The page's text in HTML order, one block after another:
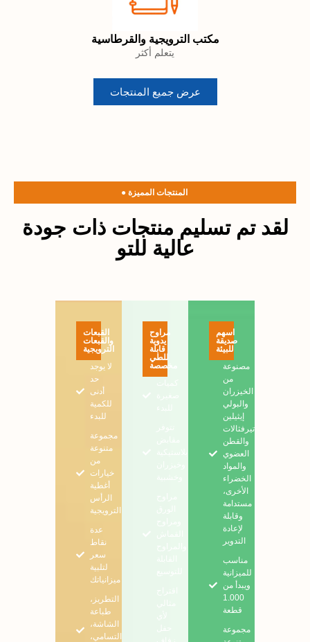
مكتب الترويجية والقرطاسية
يتعلم أكثر
عرض جميع المنتجات
لقد تم تسليم منتجات ذات جودة
عالية للتو
القبعات
والقبعات
الترويجية
لا يوجد
حد
أدنى
للكمية
للبدء
مجموعة
متنوعة
من
خيارات
أغطية
الرأس
الترويجية
عدة
نقاط
سعر
لتلبية
ميزانياتك
التطريز،
طباعة
الشاشة،
التسامي،
مراوح
يدوية
قابلة
للطي
مخصصة
اسهم
صديقة
للبيئة
مصنوعة
من
الخيزران
والبولي
إيثيلين
تيرفثالات
والقطن
العضوي
والمواد
الخضراء
الأخرى،
مستدامة
وقابلة
لإعادة
التدوير
مناسب
للميزانية
ويبدأ من
1.000
قطعة
مجموعة